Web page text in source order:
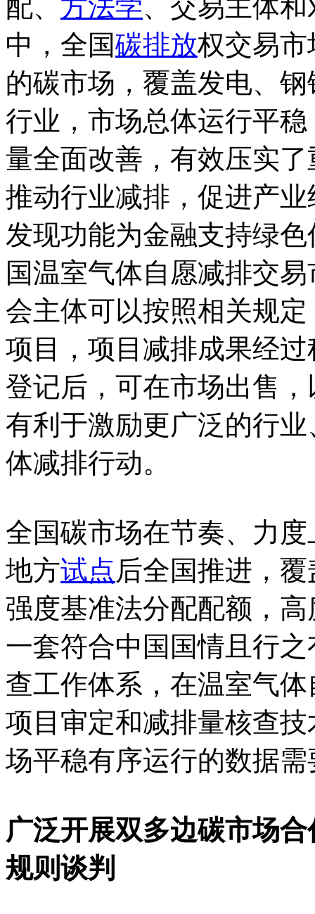
配、 方法学、交易主体
中，全国碳排放权交易
的碳市场，覆盖发电、
行业，市场总体运行平
量全面改善，有效压实
推动行业减排，促进产
发现功能为金融支持绿
国温室气体自愿减排交
会主体可以按照相关规
项目，项目减排成果经
登记后，可在市场出售
有利于激励更广泛的行
体减排行动。
全国碳市场在节奏、力
地方试点 后全国推进，
强度基准法分配配额，
一套符合中国国情且行
查工作体系，在温室气
项目审定和减排量核查
场平稳有序运行的数据需
广泛开展双多边碳市场
规则谈判